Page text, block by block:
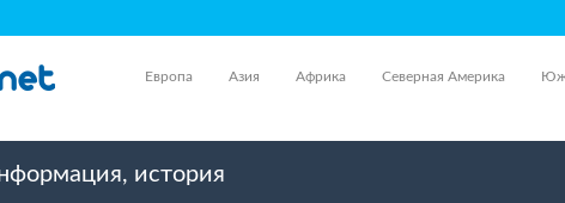
Европа Азия Африка Северная Америка
история